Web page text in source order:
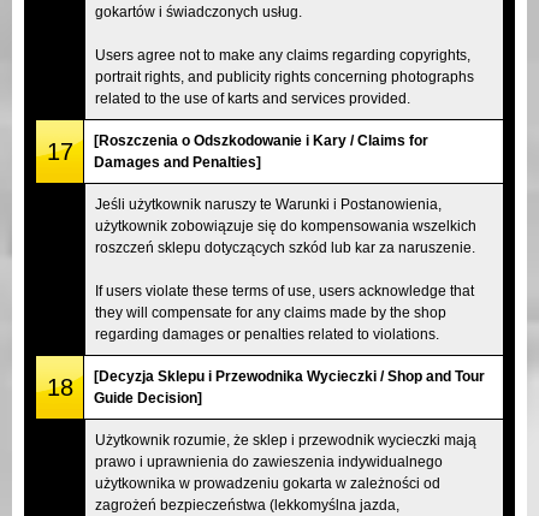
gokartów i świadczonych usług.
Users agree not to make any claims regarding copyrights,
portrait rights, and publicity rights concerning photographs
related to the use of karts and services provided.
17
[Roszczenia o Odszkodowanie i Kary / Claims for
Damages and Penalties]
Jeśli użytkownik naruszy te Warunki i Postanowienia,
użytkownik zobowiązuje się do kompensowania wszelkich
roszczeń sklepu dotyczących szkód lub kar za naruszenie.
If users violate these terms of use, users acknowledge that
they will compensate for any claims made by the shop
regarding damages or penalties related to violations.
18
[Decyzja Sklepu i Przewodnika Wycieczki / Shop and Tour
Guide Decision]
Użytkownik rozumie, że sklep i przewodnik wycieczki mają
prawo i uprawnienia do zawieszenia indywidualnego
użytkownika w prowadzeniu gokarta w zależności od
zagrożeń bezpieczeństwa (lekkomyślna jazda,